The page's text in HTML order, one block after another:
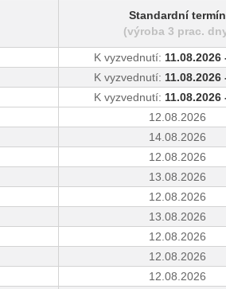
Standardní termín
(výroba 3 prac.
K vyzvednutí: 11.08.2026
K vyzvednutí: 11.08.2026
K vyzvednutí: 11.08.2026
12.08.2026
14.08.2026
12.08.2026
13.08.2026
12.08.2026
13.08.2026
12.08.2026
12.08.2026
12.08.2026